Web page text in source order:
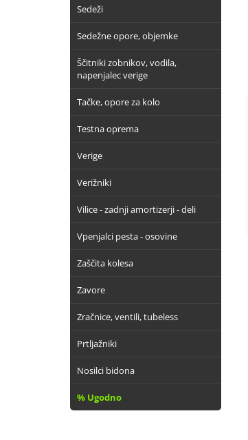
Sedeži
Sedežne opore, objemke
Ščitniki zobnikov, vodila,
napenjalec verige
Tačke, opore za kolo
Testna oprema
Verige
Verižniki
Vilice - zadnji amortizerji - deli
Vpenjalci pesta - osovine
Zaščita kolesa
Zavore
Zračnice, ventili, tubeless
Prtljažniki
Nosilci bidona
% Ugodno